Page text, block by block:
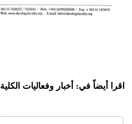
اقرا أيضاً في: أخبار وفعاليات الكلية